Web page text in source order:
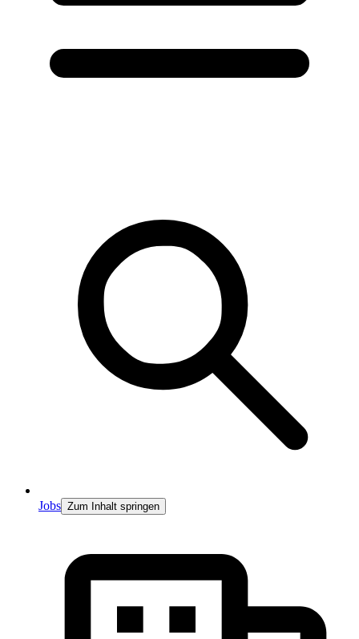
Jobs Zum Inhalt springen